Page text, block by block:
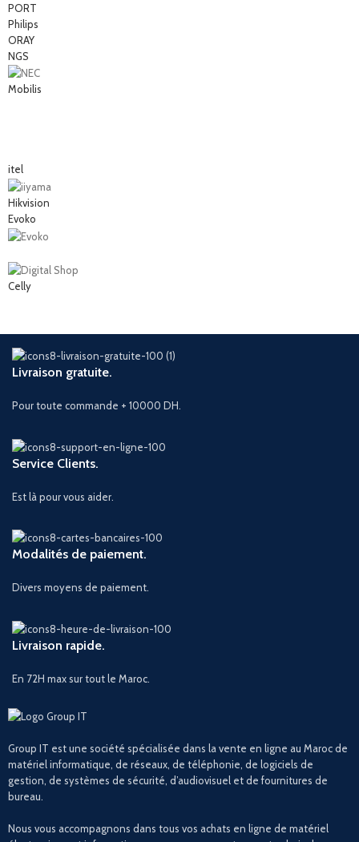
PORT
Philips
ORAY
NGS
Mobilis
itel
Hikvision
Evoko
Celly
Livraison gratuite.
Pour toute commande + 10000 DH.
Service Clients.
Est là pour vous aider.
Modalités de paiement.
Divers moyens de paiement.
Livraison rapide.
En 72H max sur tout le Maroc.
Group IT est une société spécialisée dans la vente en ligne au Maroc de
matériel informatique, de réseaux, de téléphonie, de logiciels de
gestion, de systèmes de sécurité, d’audiovisuel et de fournitures de
bureau.
Nous vous accompagnons dans tous vos achats en ligne de matériel